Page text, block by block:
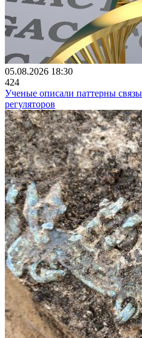
05.08.2026 18:30
424
Ученые описали паттерны
регуляторов